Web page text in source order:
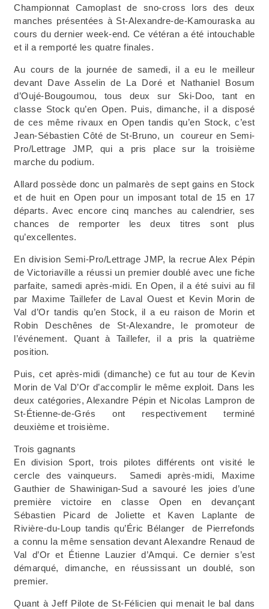
Championnat Camoplast de sno-cross lors des deux
manches présentées à St-Alexandre-de-Kamouraska au
cours du dernier week-end. Ce vétéran a été intouchable
et il a remporté les quatre finales.
Au cours de la journée de samedi, il a eu le meilleur
devant Dave Asselin de La Doré et Nathaniel Bosum
d’Oujé-Bougoumou, tous deux sur Ski-Doo, tant en
classe Stock qu’en Open. Puis, dimanche, il a disposé
de ces même rivaux en Open tandis qu’en Stock, c’est
Jean-Sébastien Côté de St-Bruno, un coureur en Semi-
Pro/Lettrage JMP, qui a pris place sur la troisième
marche du podium.
Allard possède donc un palmarès de sept gains en Stock
et de huit en Open pour un imposant total de 15 en 17
départs. Avec encore cinq manches au calendrier, ses
chances de remporter les deux titres sont plus
qu’excellentes.
En division Semi-Pro/Lettrage JMP, la recrue Alex Pépin
de Victoriaville a réussi un premier doublé avec une fiche
parfaite, samedi après-midi. En Open, il a été suivi au fil
par Maxime Taillefer de Laval Ouest et Kevin Morin de
Val d’Or tandis qu’en Stock, il a eu raison de Morin et
Robin Deschênes de St-Alexandre, le promoteur de
l’événement. Quant à Taillefer, il a pris la quatrième
position.
Puis, cet après-midi (dimanche) ce fut au tour de Kevin
Morin de Val D’Or d’accomplir le même exploit. Dans les
deux catégories, Alexandre Pépin et Nicolas Lampron de
St-Étienne-de-Grés ont respectivement terminé
deuxième et troisième.
Trois gagnants
En division Sport, trois pilotes différents ont visité le
cercle des vainqueurs. Samedi après-midi, Maxime
Gauthier de Shawinigan-Sud a savouré les joies d’une
première victoire en classe Open en devançant
Sébastien Picard de Joliette et Kaven Laplante de
Rivière-du-Loup tandis qu’Éric Bélanger de Pierrefonds
a connu la même sensation devant Alexandre Renaud de
Val d’Or et Étienne Lauzier d’Amqui. Ce dernier s’est
démarqué, dimanche, en réussissant un doublé, son
premier.
Quant à Jeff Pilote de St-Félicien qui menait le bal dans